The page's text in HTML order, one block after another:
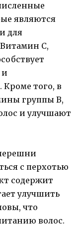
являются
для
С,
и
того, в
группы В,
и улучшают
с перхотью
содержит
улучшить
что
волос.